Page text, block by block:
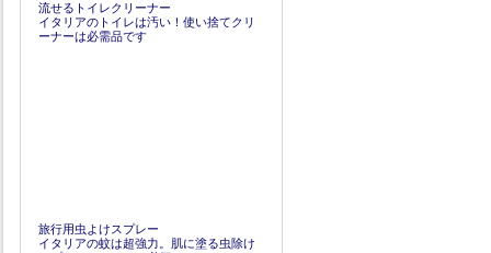
流せるトイレクリーナー
イタリアのトイレは汚い！使い捨てクリ
ーナーは必需品です
旅行用虫よけスプレー
イタリアの蚊は超強力。肌に塗る虫除け